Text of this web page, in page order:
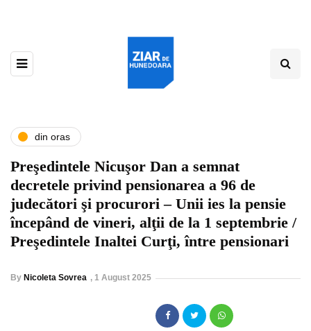
din oras
Preşedintele Nicuşor Dan a semnat
decretele privind pensionarea a 96 de
judecători şi procurori – Unii ies la pensie
începând de vineri, alţii de la 1 septembrie /
Preşedintele Inaltei Curţi, între pensionari
By Nicoleta Sovrea , 1 August 2025